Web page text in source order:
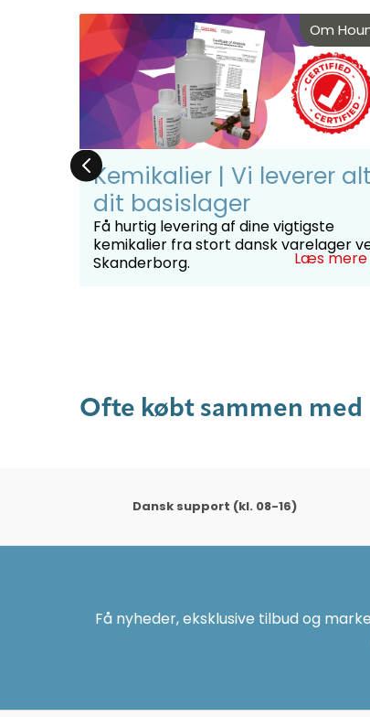
Om
Kemikalier | Vi leverer
dit basislager
Få hurtig levering af dine vigtigste
kemikalier fra stort dansk varelager
Skanderborg.
Læs mere
Ofte købt sammen med
Dansk support (kl. 08-16)
Få nyheder, eksklusive tilbud og